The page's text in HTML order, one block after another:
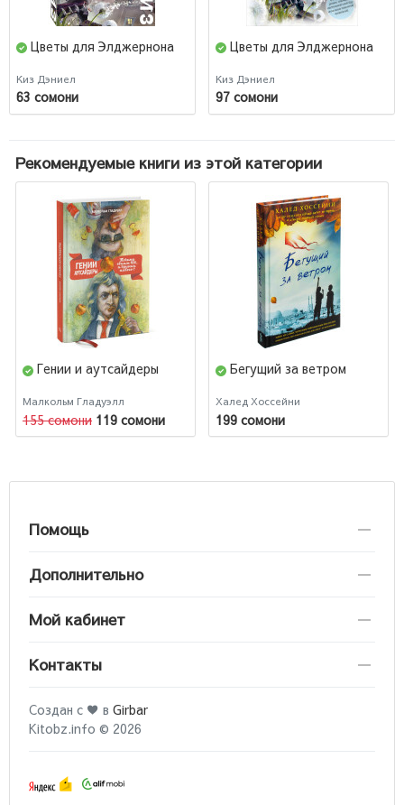
Цветы для Элджернона
Киз Дэниел
63 сомони
Цветы для Элджернона
Киз Дэниел
97 сомони
Рекомендуемые книги из этой категории
Гении и аутсайдеры
Малкольм Гладуэлл
155 сомони 119 сомони
Бегущий за ветром
Халед Хоссейни
199 сомони
Помощь
Дополнительно
Мой кабинет
Контакты
Создан с ♥ в Girbar
Kitobz.info © 2026